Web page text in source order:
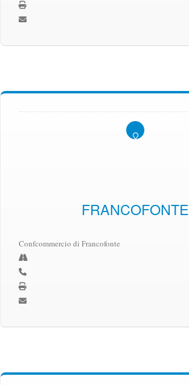
FRANCOFONTE
Confcommercio di Francofonte